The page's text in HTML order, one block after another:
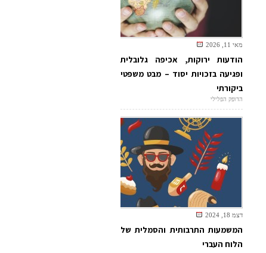
מאי 11, 2026
הודעות ירוקות, אכיפה גלובלית
ופגיעה בזכויות יסוד – מבט משפטי
ביקורתי
הדופק הפלילי
דצמ 18, 2024
המשמעות התרבותית והסמלית של
הלוח העברי